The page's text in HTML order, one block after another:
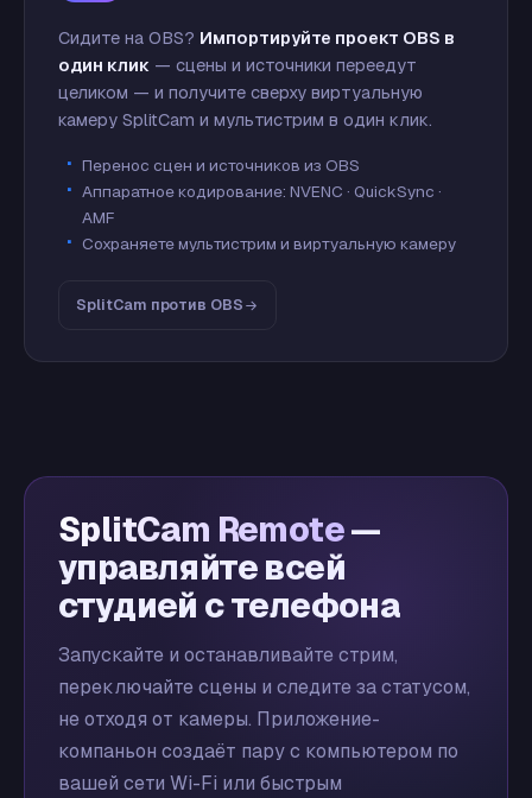
Сидите на OBS? Импортируйте проект OBS в
один клик — сцены и источники переедут
целиком — и получите сверху виртуальную
камеру SplitCam и мультистрим в один клик.
Перенос сцен и источников из OBS
Аппаратное кодирование: NVENC · QuickSync ·
AMF
Сохраняете мультистрим и виртуальную камеру
SplitCam против OBS
SplitCam Remote—
управляйте всей
студией с телефона
Запускайте и останавливайте стрим,
переключайте сцены и следите за статусом,
не отходя от камеры. Приложение-
компаньон создаёт пару с компьютером по
вашей сети Wi-Fi или быстрым